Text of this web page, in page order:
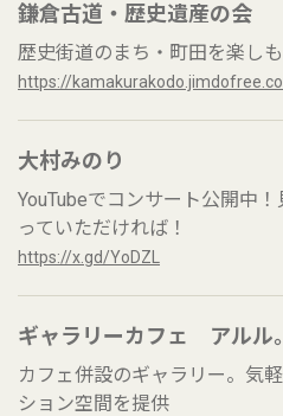
鎌倉古道・歴史遺産の会
歴史街道のまち・町田を楽しも
https://
大村みのり
YouTubeでコンサート公開中
っていただければ！
https://x.gd/YoDZL
ギャラリーカフェ アルル。
カフェ併設のギャラリー。気
ション空間を提供